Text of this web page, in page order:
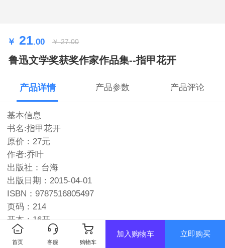
￥ 21.00 ￥ 27.00
鲁迅文学奖获奖作家作品集--指甲花开
产品详情 产品参数 产品评论
基本信息
书名:指甲花开
原价：27元
作者:乔叶
出版社：台海
出版日期：2015-04-01
ISBN：9787516805497
页码：214
开本：16开
编辑推荐
首页 客服 购物车
加入购物车 立即购买